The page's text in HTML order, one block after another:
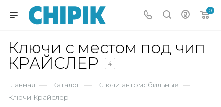
0
Ключи с местом под чип
КРАЙСЛЕР
4
Главная — Каталог — Ключи автомобильные —
Ключи Крайслер